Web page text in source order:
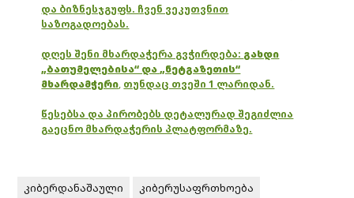
და ბიზნესჯგუფს. ჩვენ ვეკუთვნით
საზოგადოებას.
დღეს შენი მხარდაჭერა გვჭირდება: გახდი
„ბათუმელებისა“ და „ნეტგაზეთის“
მხარდამჭერი, თუნდაც თვეში 1 ლარიდან.
წესებსა და პირობებს დეტალურად შეგიძლია
გაეცნო მხარდაჭერის პლატფორმაზე.
კიბერდანაშაული
კიბერუსაფრთხოება